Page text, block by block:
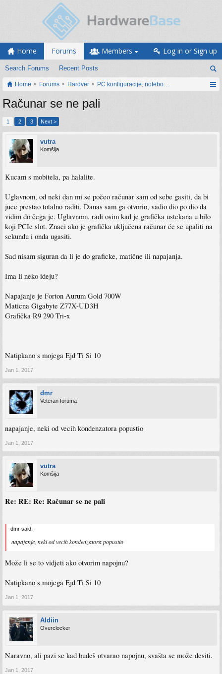
Home Forums
Search Forums Recent Posts
Members Log in or Sign up
Home Forums Hardver PC konfiguracije, notebook računari, servis
Računar se ne pali
1 2 3 Next >
vutra
Komšija
Kucam s mobitela, pa halalite.
Uglavnom, od neki dan mi se počeo računar sam od sebe gasiti, da bi
juce prestao totalno raditi. Danas sam ga otvorio, vadio dio po dio da
vidim do čega je. Uglavnom, radi osim kad je grafička ustekana u bilo
koji PCIe slot. Znaci ako je grafička uključena računar će se upaliti na
sekundu i onda ugasiti.
Sad nisam siguran da li je do graficke, matične ili napajanja.
Ima li neko ideju?
Napajanje je Forton Aurum Gold 700W
Maticna Gigabyte Z77X-UD3H
Grafička R9 290 Tri-x
Natipkano s mojega Ejđ Ti Si 10
Jan 1, 2017
dmr
Veteran foruma
napajanje, neki od vecih kondenzatora popustio
Jan 1, 2017
vutra
Komšija
Re: RE: Re: Računar se ne pali
dmr said:
napajanje, neki od vecih kondenzatora popustio
Može li se to vidjeti ako otvorim napojnu?
Natipkano s mojega Ejđ Ti Si 10
Jan 1, 2017
Aldiin
Overclocker
Naravno, ali pazi se kad budeš otvarao napojnu, svašta se može desiti.
Jan 1, 2017